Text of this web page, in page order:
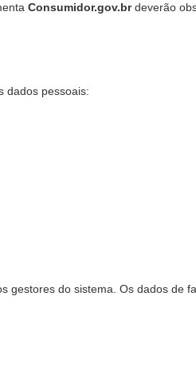
Consumidor.gov.brdeverão
dados pessoais:
do sistema. Os dados de